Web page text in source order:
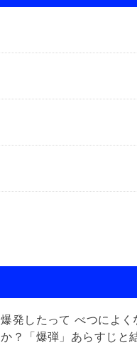
爆発したって べつによく
か？「爆弾」あらすじと